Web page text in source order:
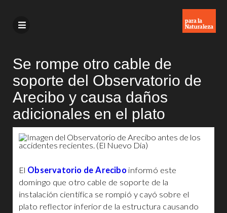
Se rompe otro cable de
soporte del Observatorio de
Arecibo y causa daños
adicionales en el plato
El Observatorio de Arecibo informó este
domingo que otro cable de soporte de la
instalación científica se rompió y cayó sobre el
plato reflector inferior de la estructura causando